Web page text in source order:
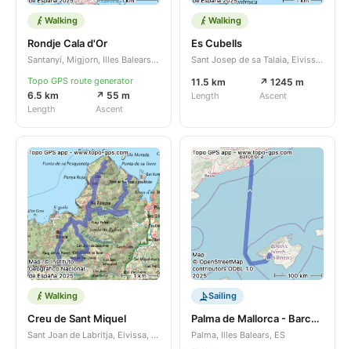
Walking
Rondje Cala d'Or
Santanyí, Migjorn, Illes Balears, ES
Topo GPS route generator
6.5 km
Length
↗ 55 m
Ascent
Walking
Es Cubells
Sant Josep de sa Talaia, Eivissa, Illes Balears, ES
11.5 km
Length
↗ 1245 m
Ascent
Walking
Creu de Sant Miquel
Sant Joan de Labritja, Eivissa, Illes Balears, ES
Sailing
Palma de Mallorca - Barcelona
Palma, Illes Balears, ES